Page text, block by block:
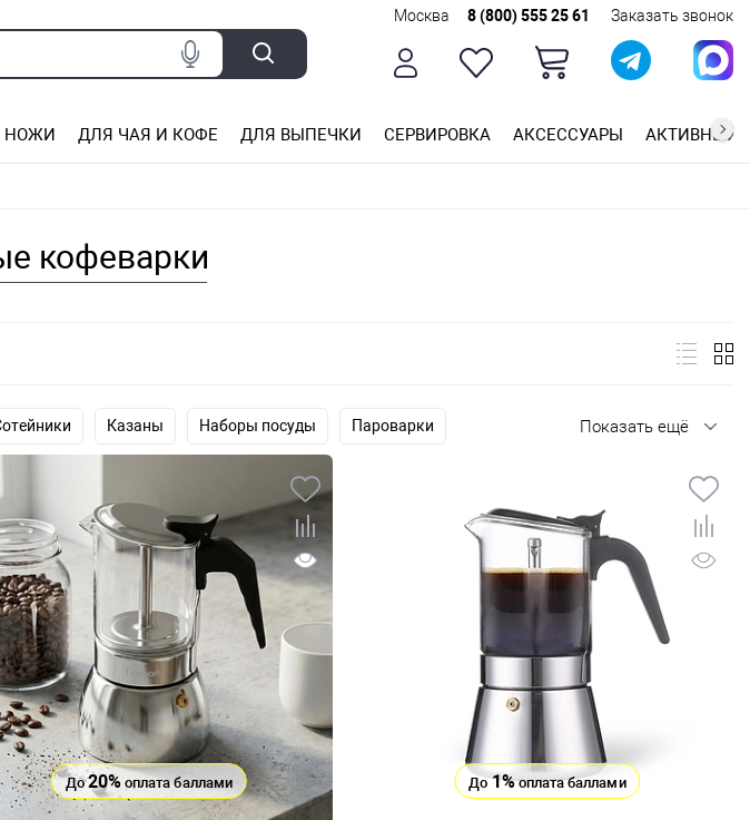
Москва 8 (800) 555 25 61 Заказать звонок
НОЖИ ДЛЯ ЧАЯ И КОФЕ ДЛЯ ВЫПЕЧКИ СЕРВИРОВКА АКСЕССУАРЫ АКТИВНЫЙ
кофеварки
Казаны Наборы посуды Пароварки Показать ещё
До20%оплата баллами До1%оплата баллами